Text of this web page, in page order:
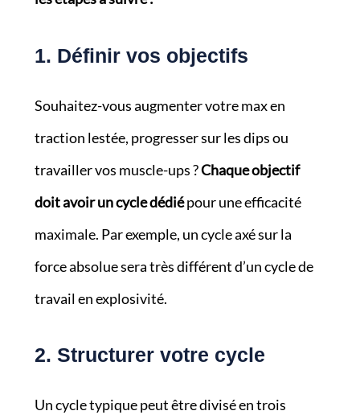
1. Définir vos objectifs
Souhaitez-vous augmenter votre max en
traction lestée, progresser sur les dips ou
travailler vos muscle-ups ?Chaque objectif
doit avoir un cycle dédiépour une efficacité
maximale. Par exemple, un cycle axé sur la
force absolue sera très différent d’un cycle de
travail en explosivité.
2. Structurer votre cycle
Un cycle typique peut être divisé en trois